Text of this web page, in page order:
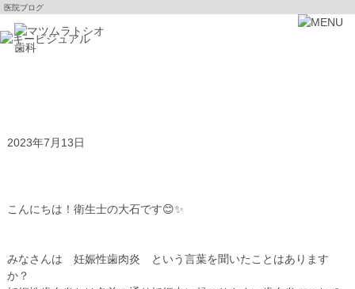
医院ブログ
2023年7月13日
こんにちは！衛生士の大石です😊✨
みなさんは 妊娠性歯肉炎
という言葉を聞いたことはあります
か？